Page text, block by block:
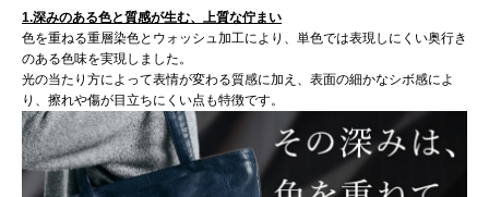
1.深みのある色と質感が生む、上質な佇まい
色を重ねる重層染色とウォッシュ加工により、単色では表現しにくい奥行き
のある色味を実現しました。
光の当たり方によって表情が変わる質感に加え、表面の細かなシボ感によ
り、擦れや傷が目立ちにくい点も特徴です。